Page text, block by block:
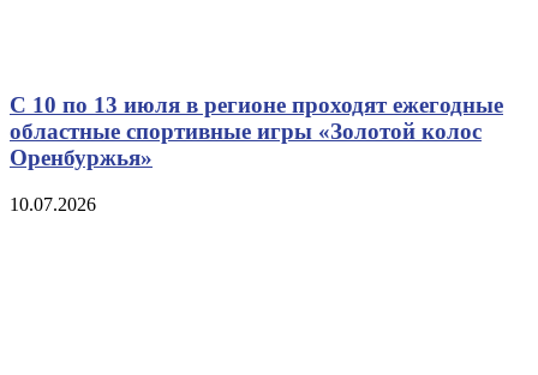
С 10 по 13 июля в регионе проходят ежегодные
областные спортивные игры «Золотой колос
Оренбуржья»
10.07.2026